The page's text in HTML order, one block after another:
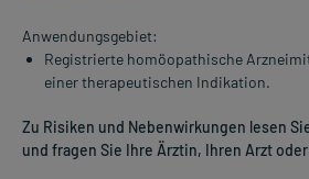
Anwendungsgebiet:
Registrierte homöopathische
einer therapeutischen Indikation.
Zu Risiken und Nebenwirkungen lesen
und fragen Sie Ihre Ärztin, Ihren Arzt